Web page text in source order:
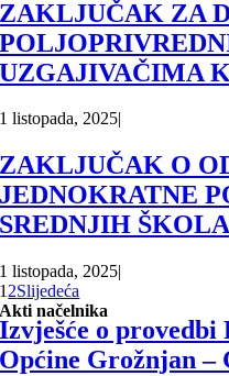
ZAKLJUČAK ZA
UZGAJIVAČIMA
1 listopada, 2025|
ZAKLJUČAK O
JEDNOKRATNE
SREDNJIH
1 listopada, 2025|
1 2Slijedeća
Akti načelnika
Izvješće o provedbi
Općine Grožnjan –